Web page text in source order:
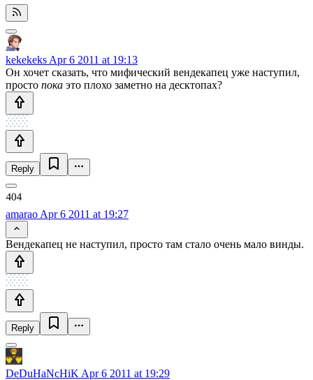
kekekeks Apr 6 2011 at 19:13
Он хочет сказать, что мифический вендекапец уже наступил,
просто пока это плохо заметно на десктопах?
Reply
amarao Apr 6 2011 at 19:27
Вендекапец не наступил, просто там стало очень мало винды.
Reply
DeDuHaNcHiK Apr 6 2011 at 19:29